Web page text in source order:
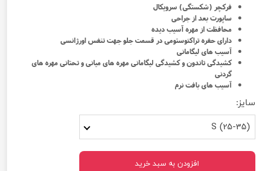
فرکچر (شکستگی) سرویکال
ساپورت بعد از جراحی
محافظت از مهره آسیب دیده
دارای حفره تراکئوستومی در قسمت جلو جهت تنفس اورژانسی
آسیب های لیگامانی
کشیدگی تاندون و کشیدگی لیگامانی مهره های میانی و تحتانی مهره های
گردنی
آسیب های بافت نرم
سایز:
S (25-35)
افزودن به سبد خرید